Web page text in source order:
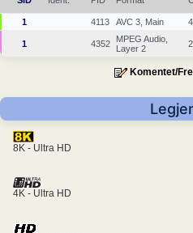
1 4113 AVC 3, Main
1 4352
MPEG Audio,
Layer 2
Komentet/
8K - Ultra HD
4K - Ultra HD